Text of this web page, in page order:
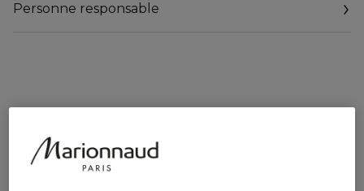
plus lisse et plus saine, tandis que son élasticité naturelle se
Personne responsable